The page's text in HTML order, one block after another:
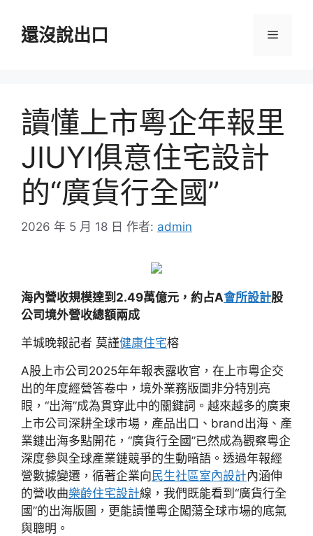
還沒說出口 選
讀懂上市粵企年報里
JIUYI俱意住宅設計
的“廣貨行全國”
2026 年 5 月 18 日 作者: admin
海內營收規模達到2.49萬億元，約占A會所設計股
公司境外營收總額兩成
羊城晚報記者 莫謹健康住宅榕
A股上市公司2025年年報表露收官，在上市粵企交
出的年度經營答卷中，境外業務版圖非分特別亮
眼，“出海”成為貫穿此中的關鍵詞。越來越多的廣東
上市公司深耕全球市場，產品出口、brand出海、產
業鏈出海多點開花，“廣貨行全國”已然成為觀察粵企
深度參與全球產業鏈競爭的生動暗語。透過年報經
營數據變遷，循著企業向 民生社區室內設計內涵伸
的營收曲樂齡住宅設計線，我們既能看到“廣貨行全
國”的出海版圖，更能讀懂粵企闖蕩全球市場的底氣
與聰明。